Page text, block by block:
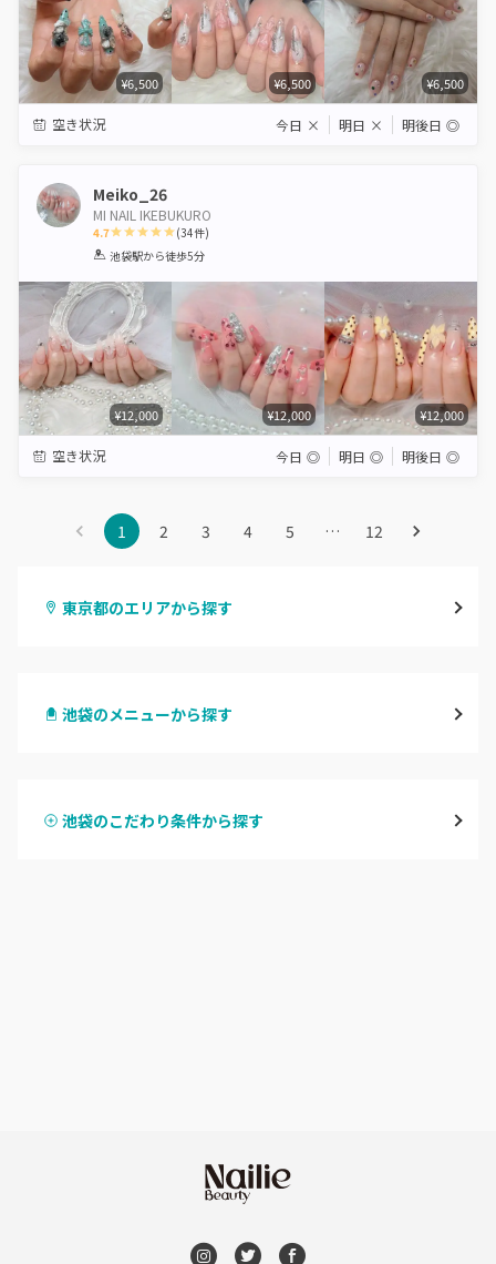
¥6,500 ¥6,500 ¥6,500
空き状況 今日 × 明日 × 明後日 ◎
Meiko_26
MI NAIL IKEBUKURO
4.7
1 2 3 4 5
(34件)
池袋駅から徒歩5分
¥12,000 ¥12,000 ¥12,000
空き状況 今日 ◎ 明日 ◎ 明後日 ◎
1 2 3 4 5 … 12
東京都のエリアから探す
原宿
池袋のメニューから探す
ハンドスカルプ
池袋のこだわり条件から探す